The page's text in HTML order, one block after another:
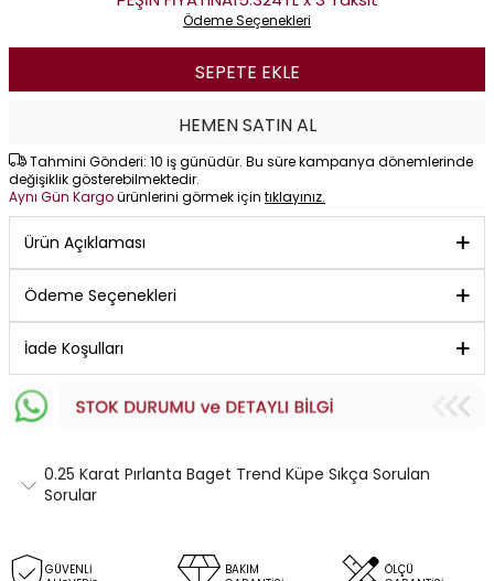
Ödeme Seçenekleri
SEPETE EKLE
HEMEN SATIN AL
Tahmini Gönderi: 10 iş günüdür. Bu süre kampanya dönemlerinde
değişiklik gösterebilmektedir.
Aynı Gün Kargoürünlerini görmek için tıklayınız.
Ürün Açıklaması
Ödeme Seçenekleri
İade Koşulları
0.25 Karat Pırlanta Baget Trend Küpe Sıkça Sorulan
Sorular
GÜVENLİ
BAKIM
ÖLÇÜ